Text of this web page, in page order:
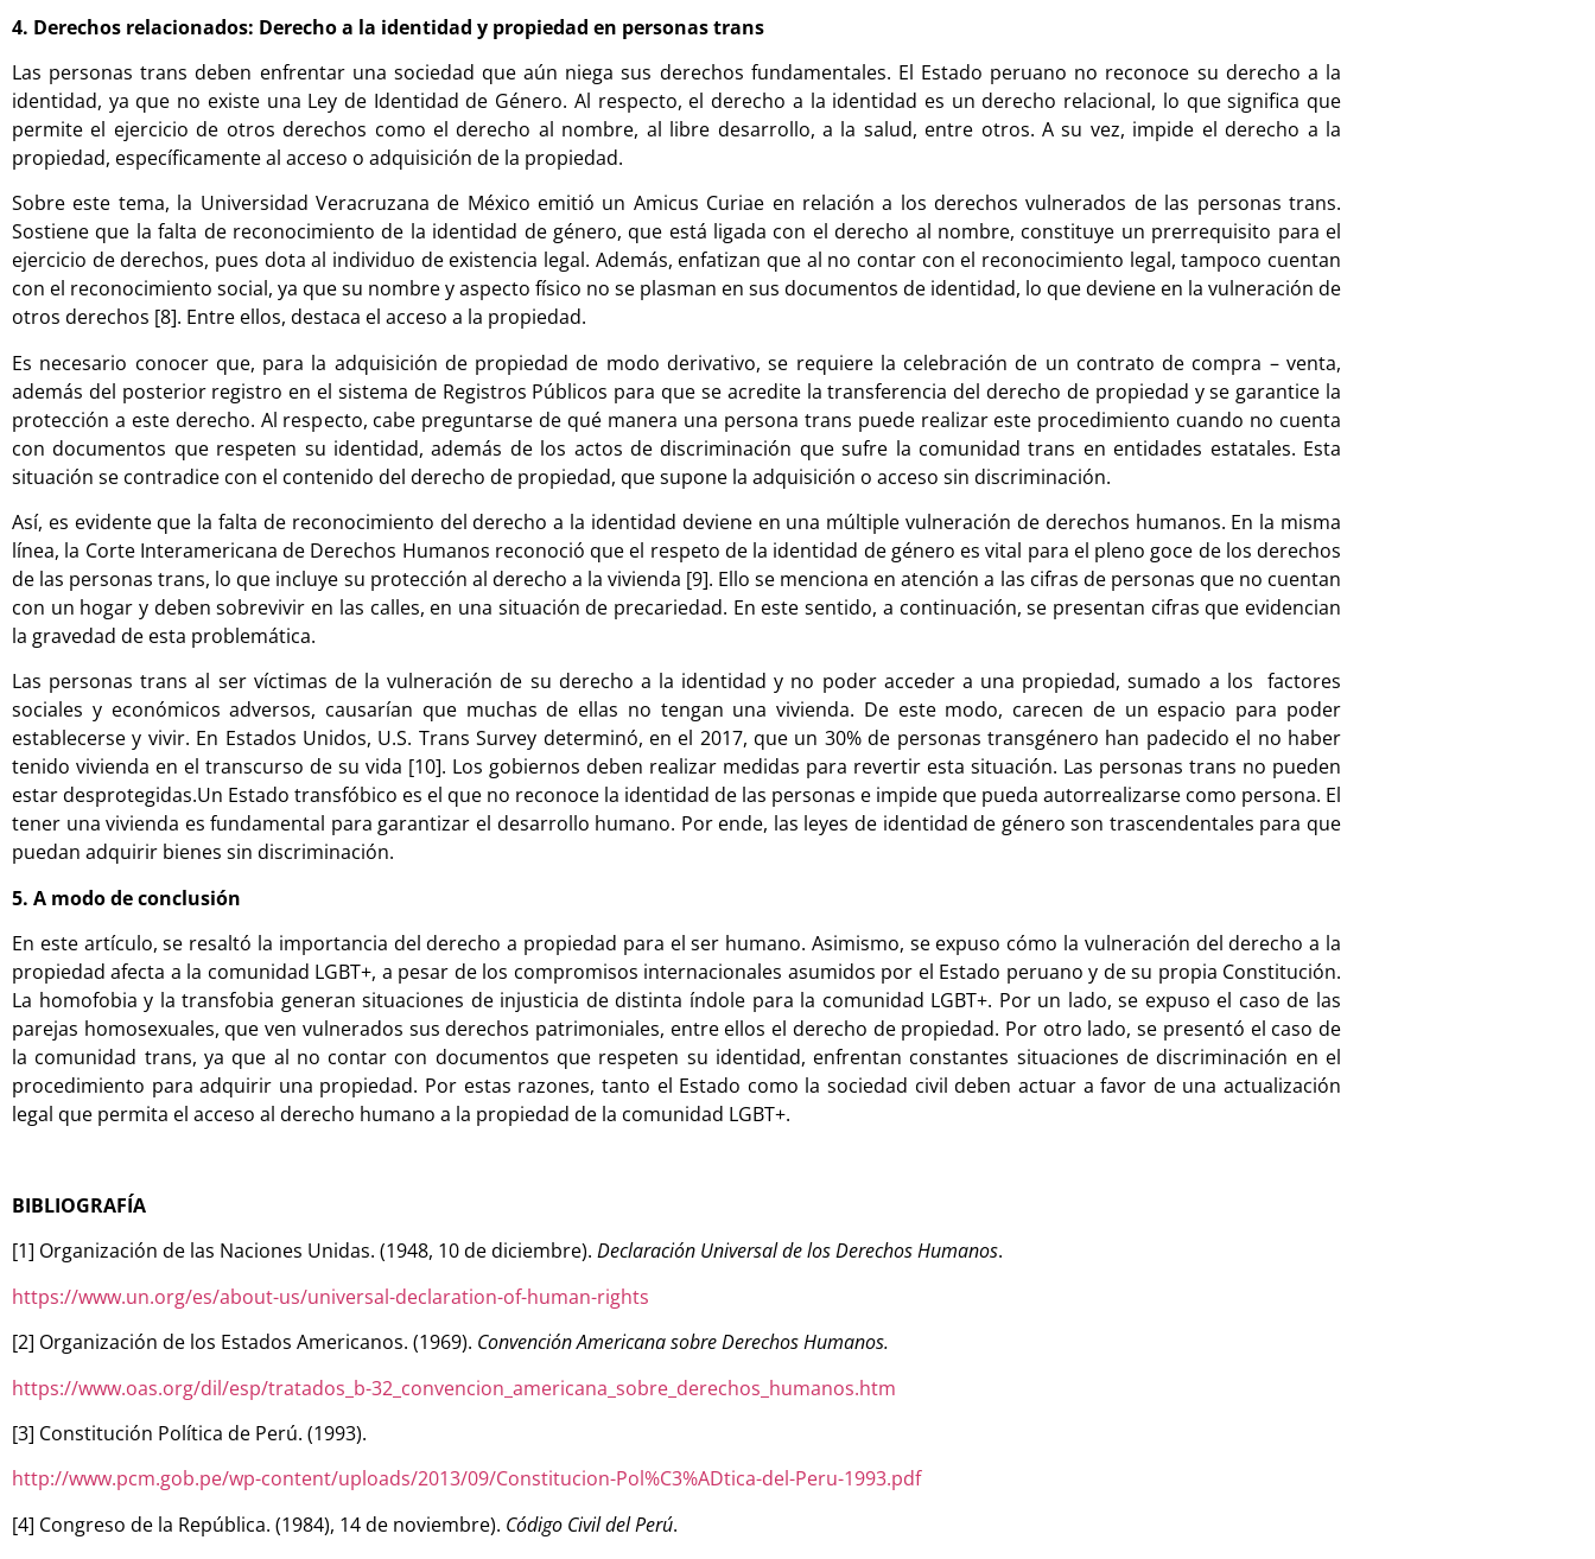
4. Derechos relacionados: Derecho a la identidad y propiedad en personas trans
Las personas trans deben enfrentar una sociedad que aún niega sus derechos fundamentales. El Estado peruano no reconoce su derecho a la
identidad, ya que no existe una Ley de Identidad de Género. Al respecto, el derecho a la identidad es un derecho relacional, lo que significa que
permite el ejercicio de otros derechos como el derecho al nombre, al libre desarrollo, a la salud, entre otros. A su vez, impide el derecho a la
propiedad, específicamente al acceso o adquisición de la propiedad.
Sobre este tema, la Universidad Veracruzana de México emitió un Amicus Curiae en relación a los derechos vulnerados de las personas trans.
Sostiene que la falta de reconocimiento de la identidad de género, que está ligada con el derecho al nombre, constituye un prerrequisito para el
ejercicio de derechos, pues dota al individuo de existencia legal. Además, enfatizan que al no contar con el reconocimiento legal, tampoco cuentan
con el reconocimiento social, ya que su nombre y aspecto físico no se plasman en sus documentos de identidad, lo que deviene en la vulneración de
otros derechos [8]. Entre ellos, destaca el acceso a la propiedad.
Es necesario conocer que, para la adquisición de propiedad de modo derivativo, se requiere la celebración de un contrato de compra – venta,
además del posterior registro en el sistema de Registros Públicos para que se acredite la transferencia del derecho de propiedad y se garantice la
protección a este derecho. Al respecto, cabe preguntarse de qué manera una persona trans puede realizar este procedimiento cuando no cuenta
con documentos que respeten su identidad, además de los actos de discriminación que sufre la comunidad trans en entidades estatales. Esta
situación se contradice con el contenido del derecho de propiedad, que supone la adquisición o acceso sin discriminación.
Así, es evidente que la falta de reconocimiento del derecho a la identidad deviene en una múltiple vulneración de derechos humanos. En la misma
línea, la Corte Interamericana de Derechos Humanos reconoció que el respeto de la identidad de género es vital para el pleno goce de los derechos
de las personas trans, lo que incluye su protección al derecho a la vivienda [9]. Ello se menciona en atención a las cifras de personas que no cuentan
con un hogar y deben sobrevivir en las calles, en una situación de precariedad. En este sentido, a continuación, se presentan cifras que evidencian
la gravedad de esta problemática.
Las personas trans al ser víctimas de la vulneración de su derecho a la identidad y no poder acceder a una propiedad, sumado a los factores
sociales y económicos adversos, causarían que muchas de ellas no tengan una vivienda. De este modo, carecen de un espacio para poder
establecerse y vivir. En Estados Unidos, U.S. Trans Survey determinó, en el 2017, que un 30% de personas transgénero han padecido el no haber
tenido vivienda en el transcurso de su vida [10]. Los gobiernos deben realizar medidas para revertir esta situación. Las personas trans no pueden
estar desprotegidas.Un Estado transfóbico es el que no reconoce la identidad de las personas e impide que pueda autorrealizarse como persona. El
tener una vivienda es fundamental para garantizar el desarrollo humano. Por ende, las leyes de identidad de género son trascendentales para que
puedan adquirir bienes sin discriminación.
5. A modo de conclusión
En este artículo, se resaltó la importancia del derecho a propiedad para el ser humano. Asimismo, se expuso cómo la vulneración del derecho a la
propiedad afecta a la comunidad LGBT+, a pesar de los compromisos internacionales asumidos por el Estado peruano y de su propia Constitución.
La homofobia y la transfobia generan situaciones de injusticia de distinta índole para la comunidad LGBT+. Por un lado, se expuso el caso de las
parejas homosexuales, que ven vulnerados sus derechos patrimoniales, entre ellos el derecho de propiedad. Por otro lado, se presentó el caso de
la comunidad trans, ya que al no contar con documentos que respeten su identidad, enfrentan constantes situaciones de discriminación en el
procedimiento para adquirir una propiedad. Por estas razones, tanto el Estado como la sociedad civil deben actuar a favor de una actualización
legal que permita el acceso al derecho humano a la propiedad de la comunidad LGBT+.
BIBLIOGRAFÍA
[1] Organización de las Naciones Unidas. (1948, 10 de diciembre). Declaración Universal de los Derechos Humanos.
https://www.un.org/es/about-us/universal-declaration-of-human-rights
[2] Organización de los Estados Americanos. (1969). Convención Americana sobre Derechos Humanos.
https://www.oas.org/dil/esp/tratados_b-32_convencion_americana_sobre_derechos_humanos.htm
[3] Constitución Política de Perú. (1993).
http://www.pcm.gob.pe/wp-content/uploads/2013/09/Constitucion-Pol%C3%ADtica-del-Peru-1993.pdf
[4] Congreso de la República. (1984), 14 de noviembre). Código Civil del Perú.